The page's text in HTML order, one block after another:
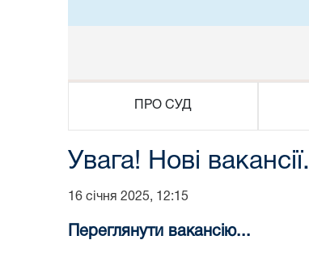
ПРО СУД
Увага! Нові вакансії.
16 січня 2025, 12:15
Переглянути вакансію...